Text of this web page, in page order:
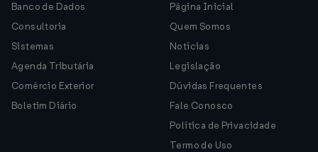
Banco de Dados
Consultoria
Sistemas
Agenda Tributária
Comércio Exterior
Boletim Diário
Página Inicial
Quem Somos
Notícias
Legislação
Dúvidas Frequentes
Fale Conosco
Política de Privacidade
Termo de Uso